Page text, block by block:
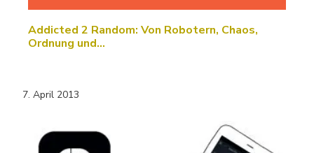
Addicted 2 Random: Von Robotern, Chaos,
Ordnung und…
7. April 2013